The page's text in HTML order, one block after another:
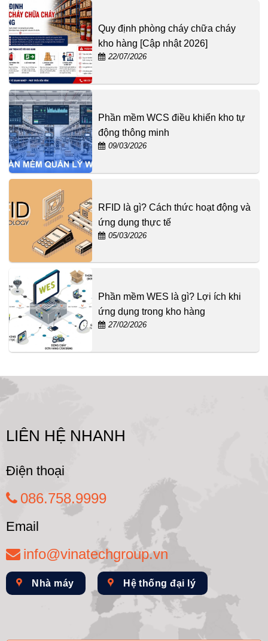
Quy định phòng cháy chữa cháy
kho hàng [Cập nhật 2026]
22/07/2026
Phần mềm WCS điều khiển kho tự
động thông minh
09/03/2026
RFID là gì? Cách thức hoạt động và
ứng dụng thực tế
05/03/2026
Phần mềm WES là gì? Lợi ích khi
ứng dụng trong kho hàng
27/02/2026
LIÊN HỆ NHANH
Điện thoại
086.758.9999
Email
info@vinatechgroup.vn
Nhà máy Hệ thống đại lý